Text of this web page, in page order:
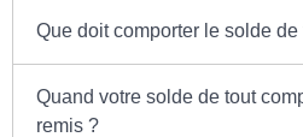
Que doit comporter le solde de
Quand votre solde de tout
remis ?